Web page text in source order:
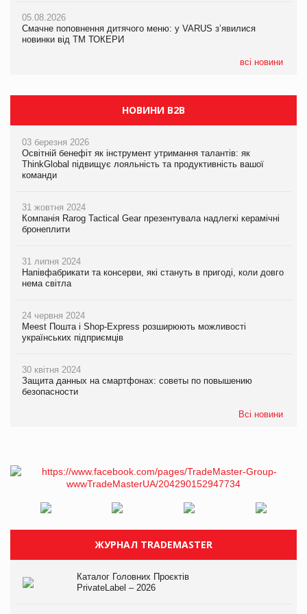
05.08.2026
Смачне поповнення дитячого меню: у VARUS з’явилися
новинки від ТМ ТОКЕРИ
всі новини
04.08.2026
Через атаку РФ у Дніпрі пошкоджено склад шоколаду
Millennium
НОВИНИ B2B
03 березня 2026
Освітній бенефіт як інструмент утримання талантів: як
ThinkGlobal підвищує лояльність та продуктивність вашої
команди
31 жовтня 2024
Компанія Rarog Tactical Gear презентувала надлегкі керамічні
бронеплити
31 липня 2024
Напівфабрикати та консерви, які стануть в пригоді, коли довго
нема світла
24 червня 2024
Meest Пошта і Shop-Express розширюють можливості
українських підприємців
30 квітня 2024
Защита данных на смартфонах: советы по повышению
безопасности
Всі новини
ЖУРНАЛ TRADEMASTER
Каталог Головних Проєктів
PrivateLabel – 2026